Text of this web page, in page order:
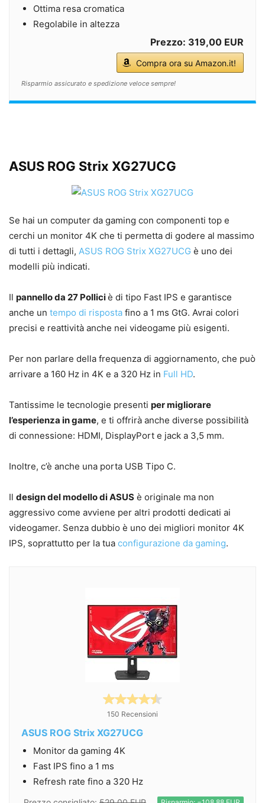
Ottima resa cromatica
Regolabile in altezza
Prezzo: 319,00 EUR
Compra ora su Amazon.it!
Risparmio assicurato e spedizione veloce sempre!
ASUS ROG Strix XG27UCG
Se hai un computer da gaming con componenti top e
cerchi un monitor 4K che ti permetta di godere al massimo
di tutti i dettagli, ASUS ROG Strix XG27UCG è uno dei
modelli più indicati.
Il pannello da 27 Polliciè di tipo Fast IPS e garantisce
anche un tempo di risposta fino a 1 ms GtG. Avrai colori
precisi e reattività anche nei videogame più esigenti.
Per non parlare della frequenza di aggiornamento, che può
arrivare a 160 Hz in 4K e a 320 Hz in Full HD.
Tantissime le tecnologie presenti per migliorare
l’esperienza in game, e ti offrirà anche diverse possibilità
di connessione: HDMI, DisplayPort e jack a 3,5 mm.
Inoltre, c’è anche una porta USB Tipo C.
Il design del modello di ASUS è originale ma non
aggressivo come avviene per altri prodotti dedicati ai
videogamer. Senza dubbio è uno dei migliori monitor 4K
IPS, soprattutto per la tua configurazione da gaming.
150 Recensioni
ASUS ROG Strix XG27UCG
Monitor da gaming 4K
Fast IPS fino a 1 ms
Refresh rate fino a 320 Hz